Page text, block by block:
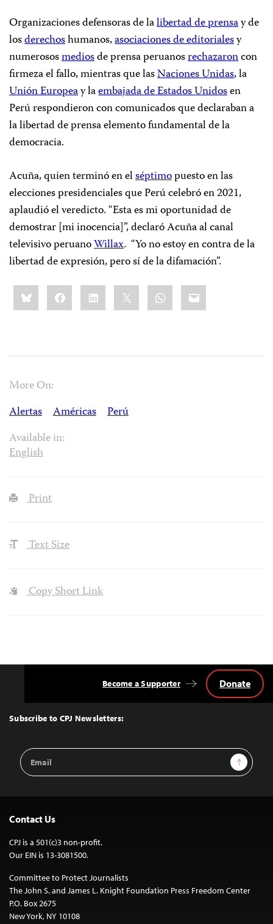
Organizaciones defensoras de lalibertad de prensay de
losderechoshumanos,asociaciones de editorialesy
numerososmediosde prensa peruanosrechazaroncon
firmeza el fallo, mientras que lasNaciones Unidas, la
Unión Europeay laembajada de Estados Unidosen
Perú respondieron con comunicados que declaraban a
la libertad de prensa elemento fundamental de la
democracia.
Acuña, quien terminó en elséptimopuesto en las
elecciones presidenciales que Perú celebró en 2021,
aplaudió el veredicto. “Esta es mi oportunidad de
demostrar [mi inocencia]”, declaró Acuña al canal
televisivo peruanoWillax. “Yo no estoy en contra de la
libertad de expresión, pero sí de la difamación”.
Share
this:BlueskyFacebookLinkedIn WhatsApp
Email
More On:
Alertas
Américas
Perú
Available in:
English
Print
Text Size
Copy Short Link
Top
Subscribe to CPJ Newsletters:
Email
Address
Sign Up
Become a Supporter Donate
Contact Us
CPJ is a 501(c)3 non-profit.
Our EIN is 13-3081500.
Committee to Protect Journalists
The John S. and James L. Knight Foundation Press Freedom Center
P.O. Box 2675
New York, NY 10108